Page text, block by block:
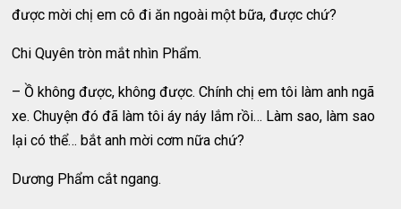
được mời chị em cô đi ăn ngoài một bữa, được chứ?
Chi Quyên tròn mắt nhìn Phẩm.
– Ồ không được, không được. Chính chị em tôi làm anh ngã
xe. Chuyện đó đã làm tôi áy náy lắm rồi… Làm sao, làm sao
lại có thể… bắt anh mời cơm nữa chứ?
Dương Phẩm cắt ngang.